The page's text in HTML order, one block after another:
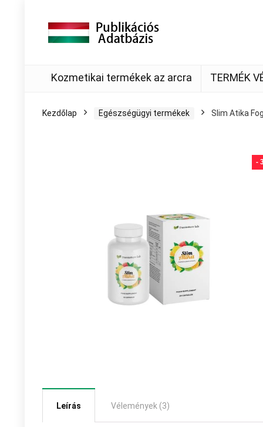
Kozmetikai termékek az arcra TERMÉK
Kezdőlap Egészségügyi termékek Slim Atika
-
Leírás Vélemények (3)